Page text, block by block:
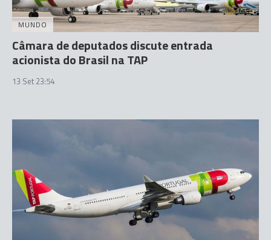
MUNDO
Câmara de deputados discute entrada
acionista do Brasil na TAP
13 Set 23:54